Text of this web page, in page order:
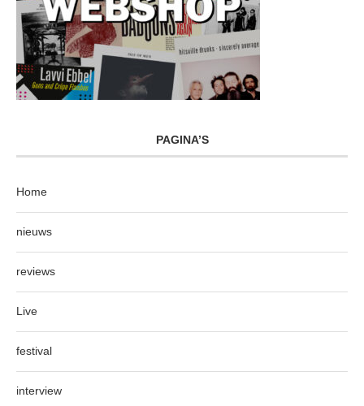
PAGINA’S
Home
nieuws
reviews
Live
festival
interview